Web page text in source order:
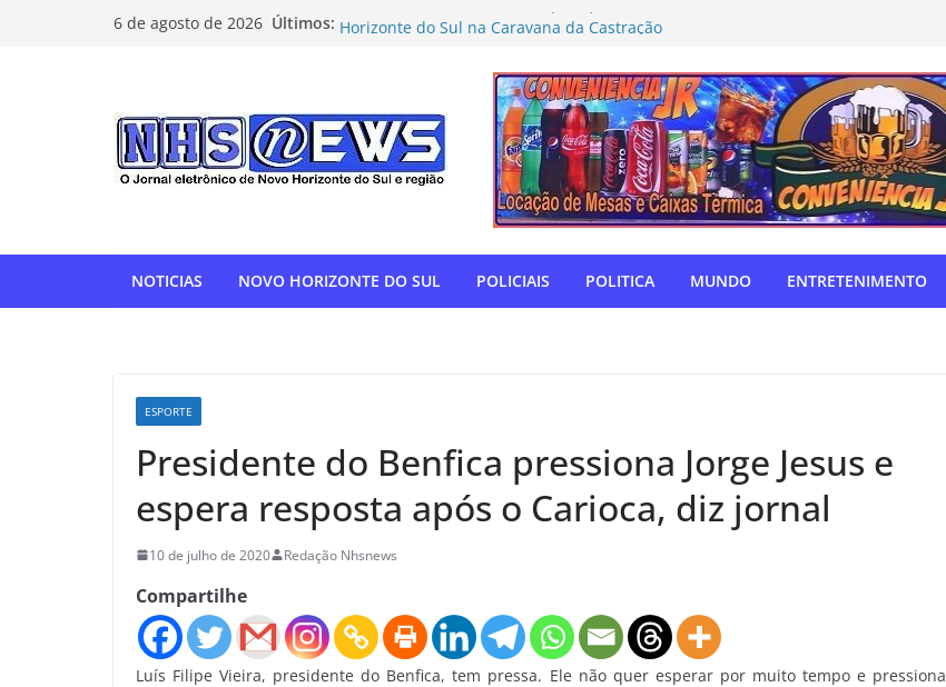
6 de agosto de 2026 Últimos: O vereador Luiz Enfermeiro (MDB) solicita inclusão de Novo
oitavas da Libertadores
Com relatoria do senador Nelsinho, Senado aprova isenção
de impostos para doação de remédios
NOVO HORIZONTE DO SUL: Matogrosso & Mathias farão
show histórico em outubro
“Gente, hoje eu, como autodefensor, não tenho palavras
para agradecer” — Tiago Taramelli emociona Câmara em
NOTICIAS
NOVO HORIZONTE DO SUL POLICIAIS POLITICA MUNDO ENTRETENIMENTO
ESPORTE
Presidente do Benfica pressiona Jorge Jesus e
espera resposta após o Carioca, diz jornal
10 de julho de 2020 Redação Nhsnews
Compartilhe
Luís Filipe Vieira, presidente do Benfica, tem pressa. Ele não quer esperar por muito tempo e pressiona